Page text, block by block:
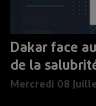
Dakar face
de la
Mercredi 08